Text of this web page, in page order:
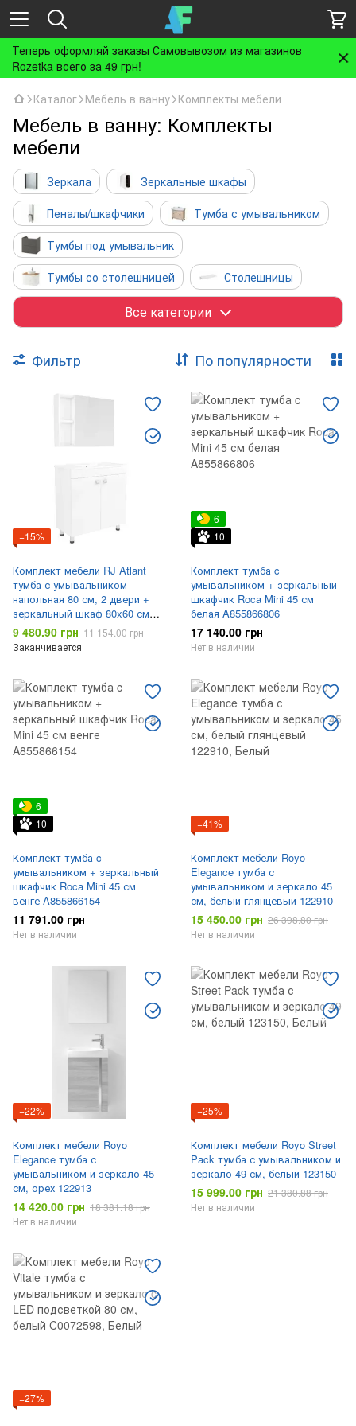
Теперь оформляй заказы Самовывозом из магазинов
Rozetka всего за 49 грн!
Каталог Мебель в ванну Комплекты мебели
Мебель в ванну: Комплекты
мебели
Зеркала
Зеркальные шкафы
Пеналы/шкафчики
Тумба с умывальником
Тумбы под умывальник
Тумбы со столешницей
Столешницы
Комплекты мебели
Комплектующие
Все категории
Фильтр По популярности
−15%
Комплект мебели RJ Atlant
тумба с умывальником
напольная 80 см, 2 двери +
зеркальный шкаф 80x60 см
белый RJ02801WH
9 480.90 грн 11 154.00 грн
Заканчивается
6
10
Комплект тумба c
умывальником + зеркальный
шкафчик Roca Mini 45 см
белая A855866806
17 140.00 грн
Нет в наличии
6
10
Комплект тумба c
умывальником + зеркальный
шкафчик Roca Mini 45 см
венге A855866154
11 791.00 грн
Нет в наличии
−41%
Комплект мебели Royo
Elegance тумба с
умывальником и зеркало 45
см, белый глянцевый 122910
15 450.00 грн 26 398.80 грн
Нет в наличии
−22%
Комплект мебели Royo
Elegance тумба с
умывальником и зеркало 45
см, орех 122913
14 420.00 грн 18 381.18 грн
Нет в наличии
−25%
Комплект мебели Royo Street
Pack тумба с умывальником и
зеркало 49 см, белый 123150
15 999.00 грн 21 380.88 грн
Нет в наличии
−27%